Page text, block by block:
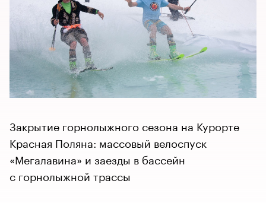
Закрытие горнолыжного сезона на Курорте
Красная Поляна: массовый велоспуск
«Мегалавина» и заезды в бассейн
с горнолыжной трассы